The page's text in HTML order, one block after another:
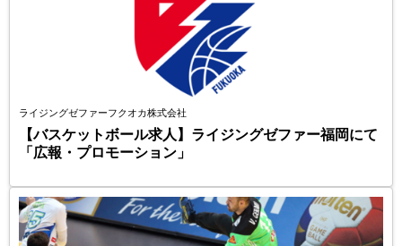
ライジングゼファーフクオカ株式会社
【バスケットボール求人】ライジングゼファー福岡にて
「広報・プロモーション」